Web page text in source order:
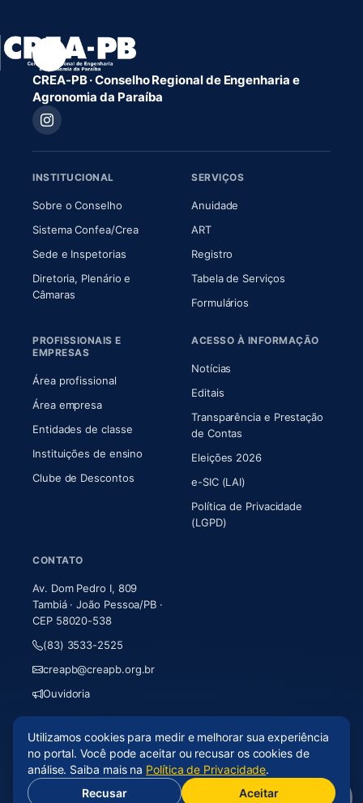
CREA-PB · Conselho Regional de Engenharia e
Agronomia da Paraíba
INSTITUCIONAL
Sobre o Conselho(abre em nova aba)
Sistema Confea/Crea(abre em nova aba)
Sede e Inspetorias
Diretoria, Plenário e
Câmaras(abre em nova aba)
SERVIÇOS
Anuidade
ART(abre em nova aba)
Registro
Tabela de Serviços
Formulários
PROFISSIONAIS E
EMPRESAS
Área profissional
Área empresa
Entidades de classe
Instituições de ensino
Clube de Descontos
ACESSO À INFORMAÇÃO
Notícias
Editais
Transparência e Prestação
de Contas
Eleições 2026
e-SIC (LAI)
Política de Privacidade
(LGPD)
CONTATO
Av. Dom Pedro I, 809
Tambiá · João Pessoa/PB ·
CEP 58020-538
(83) 3533-2525
creapb@creapb.org.br
Ouvidoria
© 2026 CREA-PB · Todos os direitos reservados
Acessibilidade
Mapa do site· LGPD
(abre em nova aba)
Utilizamos cookies para medir e melhorar sua experiência
no portal. Você pode aceitar ou recusar os cookies de
análise. Saiba mais na Política de Privacidade.
Recusar
Aceitar